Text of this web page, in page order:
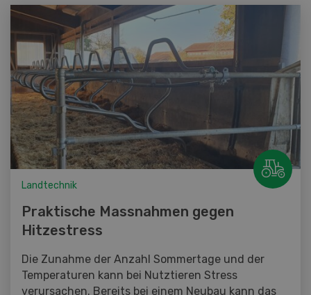
Landtechnik
Praktische Massnahmen gegen
Hitzestress
Die Zunahme der Anzahl Sommertage und der
Temperaturen kann bei Nutztieren Stress
verursachen. Bereits bei einem Neubau kann das